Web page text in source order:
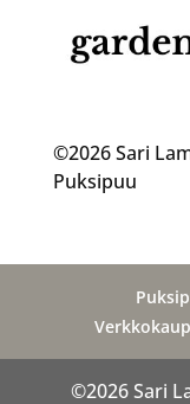
©2026 Sari
Puksipuu
©2026 Sari